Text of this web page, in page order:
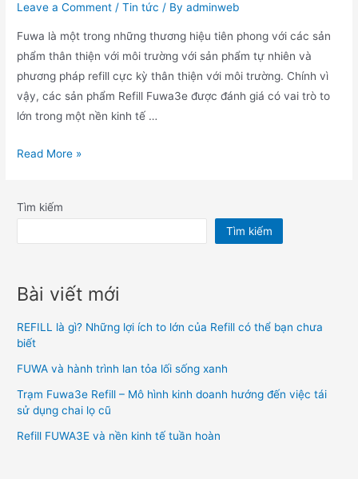
Leave a Comment /Tin tức / Byadminweb
Fuwa là một trong những thương hiệu tiên phong với các sản
phẩm thân thiện với môi trường với sản phẩm tự nhiên và
phương pháp refill cực kỳ thân thiện với môi trường. Chính vì
vậy, các sản phẩm Refill Fuwa3e được đánh giá có vai trò to
lớn trong một nền kinh tế …
Refill
nền
hoàn
Read More »
Tìm kiếm
Tìm kiếm
Bài viết mới
REFILL là gì? Những lợi ích to lớn của Refill có thể bạn chưa
biết
FUWA và hành trình lan tỏa lối sống xanh
Trạm Fuwa3e Refill – Mô hình kinh doanh hướng đến việc tái
sử dụng chai lọ cũ
Refill FUWA3E và nền kinh tế tuần hoàn